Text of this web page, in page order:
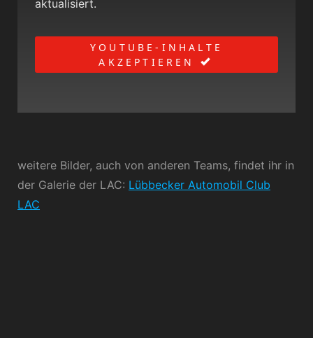
aktualisiert.
YOUTUBE-INHALTE
AKZEPTIEREN
weitere Bilder, auch von anderen Teams, findet ihr in
der Galerie der LAC: Lübbecker Automobil Club
LAC